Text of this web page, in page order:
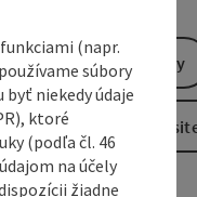
Send inquiry
To the
(napr.
súbory
niekedy údaje
ktoré
(podľa čl. 46
na účely
žiadne